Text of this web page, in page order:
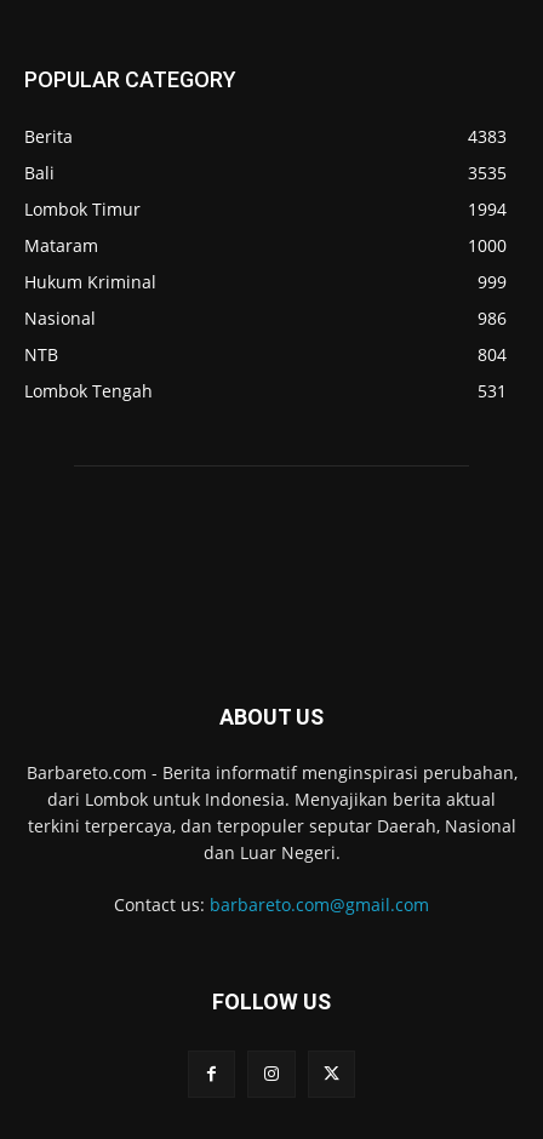
POPULAR CATEGORY
Berita
4383
Bali
3535
Lombok Timur
1994
Mataram
1000
Hukum Kriminal
999
Nasional
986
NTB
804
Lombok Tengah
531
ABOUT US
Barbareto.com - Berita informatif menginspirasi perubahan,
dari Lombok untuk Indonesia. Menyajikan berita aktual
terkini terpercaya, dan terpopuler seputar Daerah, Nasional
dan Luar Negeri.
Contact us: barbareto.com@gmail.com
FOLLOW US